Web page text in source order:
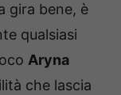
gira bene, è
qualsiasi
Aryna
che lascia